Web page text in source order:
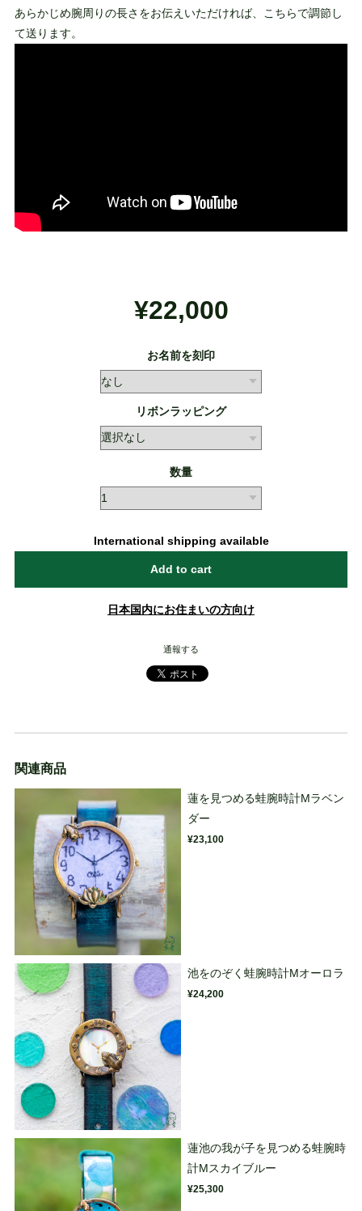
あらかじめ腕周りの長さをお伝えいただければ、こちらで調節し
て送ります。
¥22,000
お名前を刻印
リボンラッピング
数量
International shipping available
Add to cart
日本国内にお住まいの方向け
通報する
関連商品
蓮を見つめる蛙腕時計Mラベン
ダー
¥23,100
池をのぞく蛙腕時計Mオーロラ
¥24,200
蓮池の我が子を見つめる蛙腕時
計Mスカイブルー
¥25,300